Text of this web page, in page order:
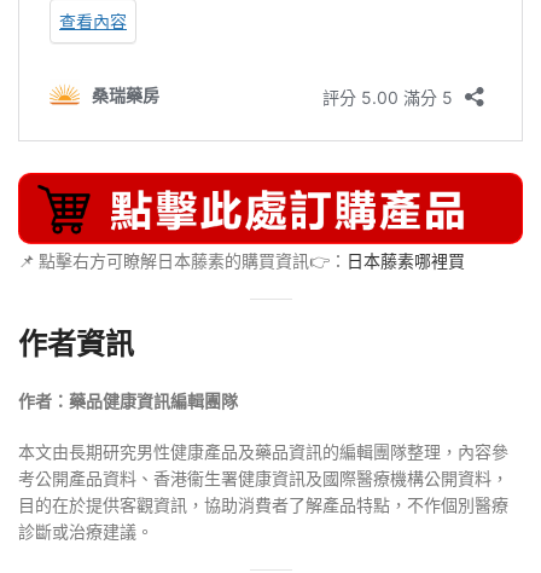
📌 點擊右方可瞭解日本藤素的購買資訊👉： 日本藤素哪裡買
作者資訊
作者：藥品健康資訊編輯團隊
本文由長期研究男性健康產品及藥品資訊的編輯團隊整理，內容參
考公開產品資料、香港衞生署健康資訊及國際醫療機構公開資料，
目的在於提供客觀資訊，協助消費者了解產品特點，不作個別醫療
診斷或治療建議。